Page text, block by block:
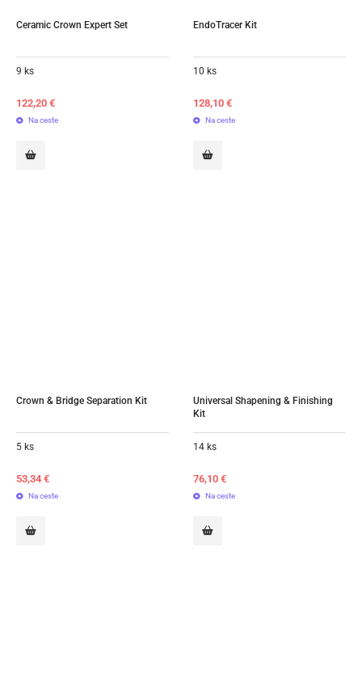
Ceramic Crown Expert Set
9 ks
122,20 €
Na ceste
EndoTracer Kit
10 ks
128,10 €
Na ceste
Crown & Bridge Separation Kit
5 ks
53,34 €
Na ceste
Universal Shapening & Finishing
Kit
14 ks
76,10 €
Na ceste